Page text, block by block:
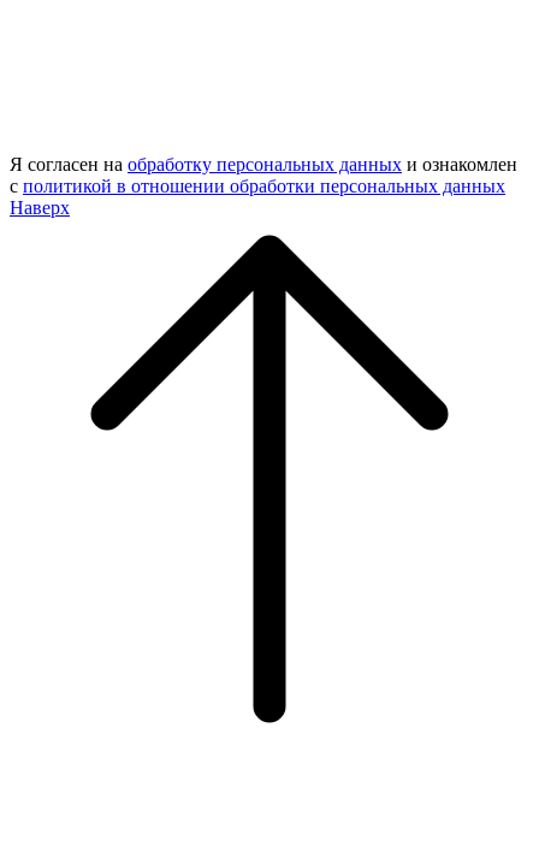
Я согласен на обработку персональных данных и ознакомлен
с политикой в отношении обработки персональных данных
Наверх